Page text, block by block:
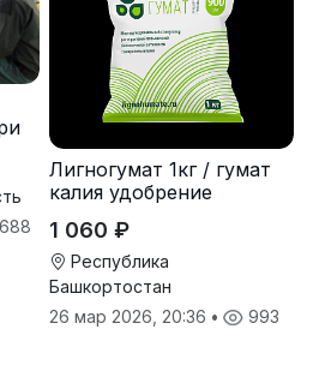
Лигногумат 1кг / гумат
калия удобрение
1 060 ₽
Республика
Башкортостан
26 мар 2026, 20:36 • 993